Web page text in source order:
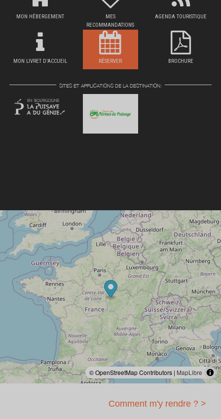
MON HÉBERGEMENT
MES
RECOMMANDATIONS
AGENDA TOURISTIQUE
MON LIVRET D'ACCUEIL RÉSERVER BROCHURE
SITES ET APPLICATIONS DE LA DESTINATION:
© OpenStreetMap Contributors | MapLibre
Comment m'y rendre ? >